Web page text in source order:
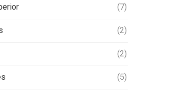
(7)
(2)
(2)
(5)